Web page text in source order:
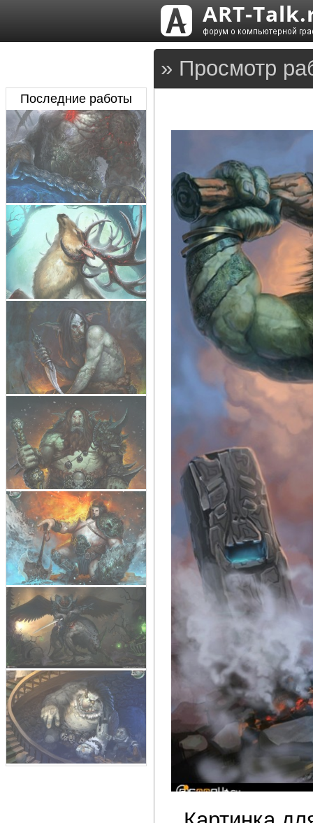
» Просмотр
Последние работы